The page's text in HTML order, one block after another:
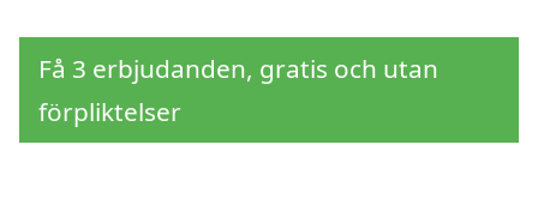
Få 3 erbjudanden, gratis och utan
förpliktelser